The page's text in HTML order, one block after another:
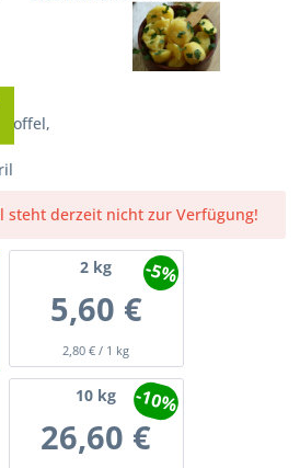
steht derzeit nicht zur Verfügung!
2 kg
5,60 €
2,80 € / 1 kg
-5%
10 kg
26,60 €
-10%